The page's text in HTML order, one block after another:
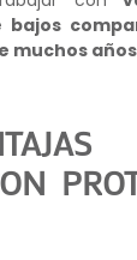
muchos años